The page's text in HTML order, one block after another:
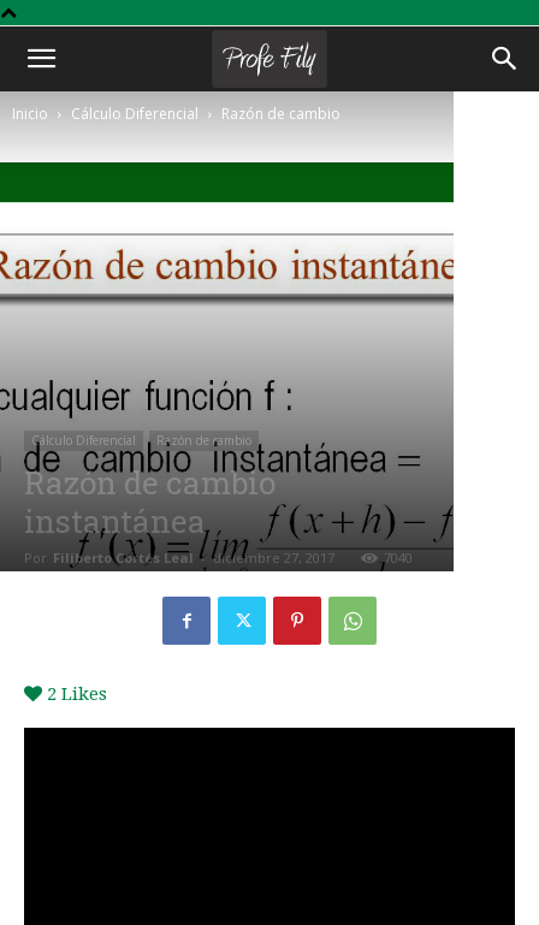
Profe
Fily
Inicio Cálculo Diferencial Razón de cambio
Cálculo Diferencial Razón de cambio
Razón de cambio
instantánea
Por Filiberto Cortés Leal - diciembre 27, 2017
7040
2 Likes